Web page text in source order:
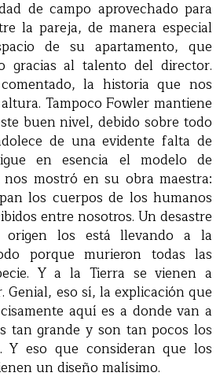
de campo aprovechado para
la pareja, de manera especial
de su apartamento, que
gracias al talento del director.
la historia que nos
Tampoco Fowler mantiene
buen nivel, debido sobre todo
de una evidente falta de
en esencia el modelo de
mostró en su obra maestra:
los cuerpos de los humanos
entre nosotros. Un desastre
los está llevando a la
porque murieron todas las
Y a la Tierra se vienen a
Genial, eso sí, la explicación que
aquí es a donde van a
tan grande y son tan pocos los
Y eso que consideran que los
un diseño malísimo.